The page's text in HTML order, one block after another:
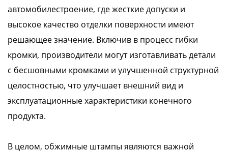
автомобилестроение, где жесткие допуски и
высокое качество отделки поверхности имеют
решающее значение. Включив в процесс гибки
кромки, производители могут изготавливать детали
с бесшовными кромками и улучшенной структурной
целостностью, что улучшает внешний вид и
эксплуатационные характеристики конечного
продукта.
В целом, обжимные штампы являются важной